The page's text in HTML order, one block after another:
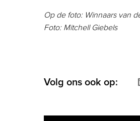
Op de foto: Winnaars van
Foto: Mitchell Giebels
Volg ons ook op: